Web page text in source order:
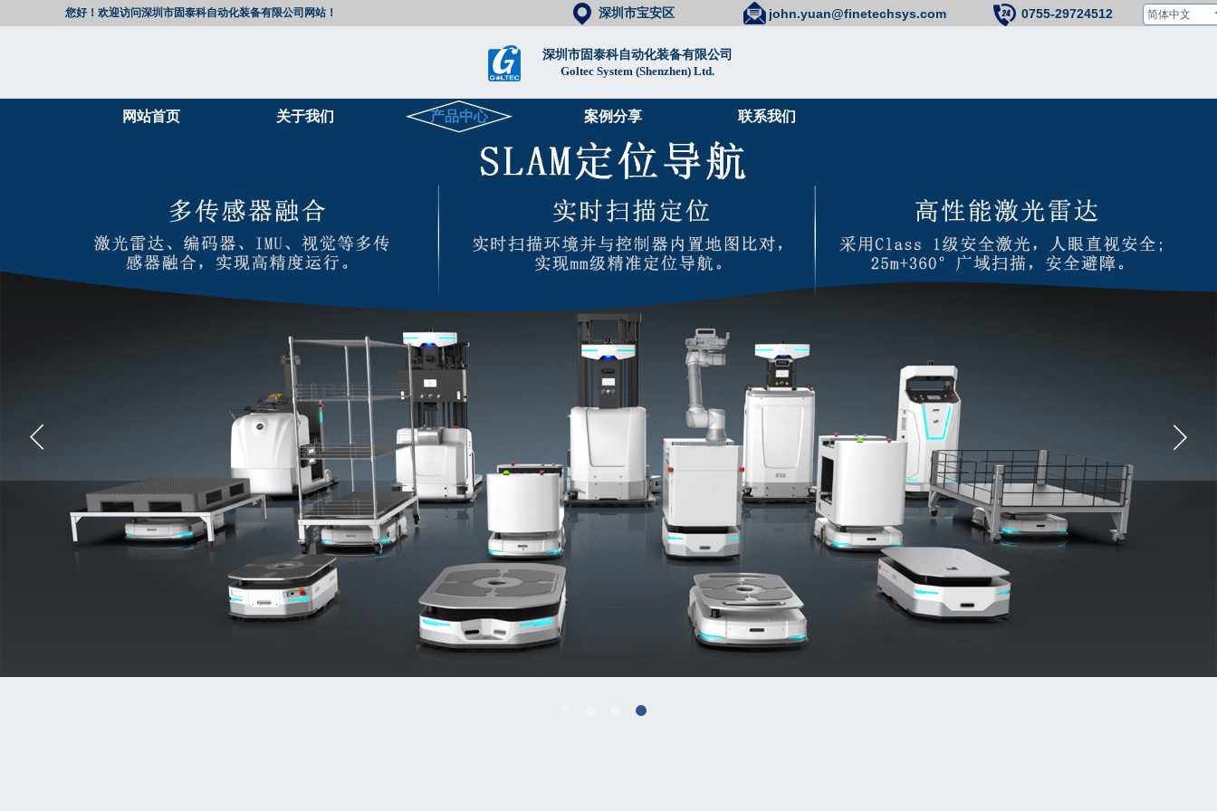
深圳市宝安区 john.yuan@finetechsys.com 简体中文
您好！欢迎访问深圳市固泰科自动化装备有限公司网站！ 0755-29724512
深圳市固泰科自动化装备有限公司
Goltec System (Shenzhen) Ltd.
网站首页 关于我们 产品中心 案例分享 联系我们